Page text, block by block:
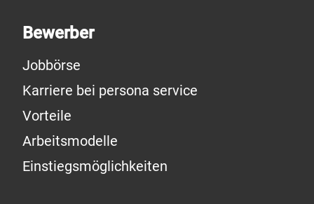
Bewerber
Jobbörse
Karriere bei persona service
Vorteile
Arbeitsmodelle
Einstiegsmöglichkeiten